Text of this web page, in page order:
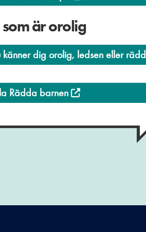
är orolig
känner dig orolig, ledsen eller rädd
Rädda barnen